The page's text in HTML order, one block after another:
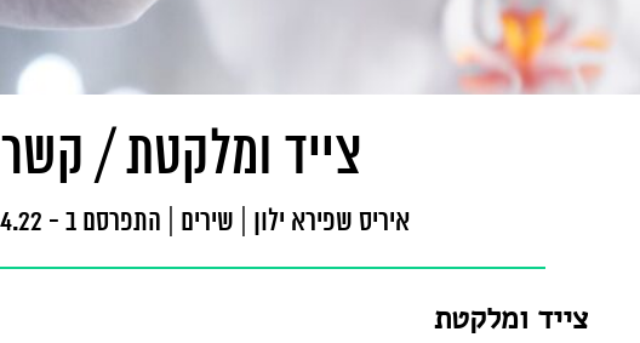
צייד ומלקטת / קשר
איריס שפירא ילון שירים התפרסם ב - 04.04.22
צייד ומלקטת